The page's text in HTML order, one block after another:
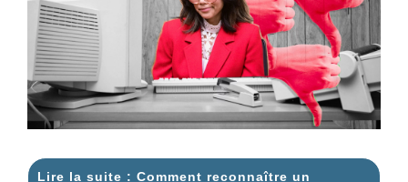
Lire la suite : Comment reconnaître un